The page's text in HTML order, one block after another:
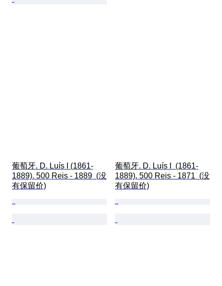
葡萄牙. D. Luís I (1861-
1889). 500 Reis - 1889  (没
有保留价)
葡萄牙. D. Luís I  (1861-
1889). 500 Reis - 1871  (没
有保留价)